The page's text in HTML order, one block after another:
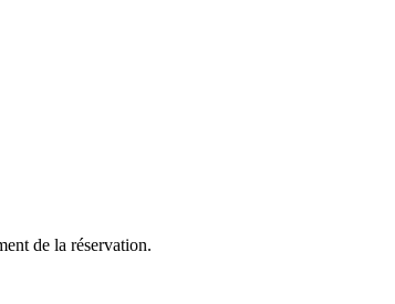
de la réservation.